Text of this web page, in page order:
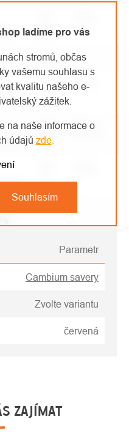
ladíme pro vás
stromů, občas
vašemu souhlasu s
kvalitu našeho e-
zážitek.
na naše informace o
údajů zde.
Souhlasím
cm
100
cm
201 g
120
cm
221 g
cm
Parametr
Cambium savery
Zvolte variantu
červená
ZAJÍMAT